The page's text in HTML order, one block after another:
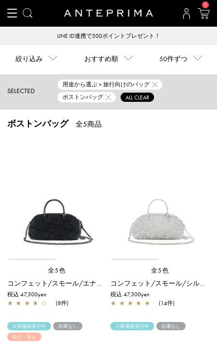
0
LINE ID連携で500ポイントプレゼント！
絞り込み おすすめ順 50件ずつ
SELECTED
用途から選ぶ > 旅行向けのバッグ
ボストンバッグ
ALL CLEAR
ボストンバッグ 全5商品
全5色
コンフェット/スモール/エナメルブラック
税込 47,300yen
★ ★ ★ ★ ☆ (8件)
全5色
コンフェット/スモール/シルバー
税込 47,300yen
★ ★ ★ ★ ★ (14件)
入荷連絡受付中
在庫なし
先行・限定
入荷連絡受付中 在庫なし